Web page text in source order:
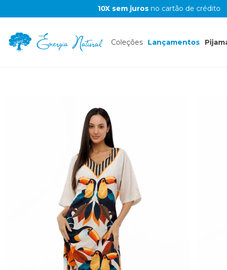
10X sem jurosno cartão de crédito
Coleções Lançamentos